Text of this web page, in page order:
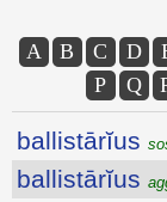
A B C D
P
Q
ballistārĭus
ballistārĭus